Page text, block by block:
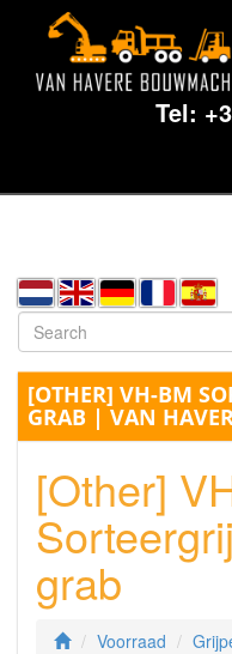
Tel:
[OTHER] VH-BM
GRAB | VAN
[Other]
grab
Voorraad